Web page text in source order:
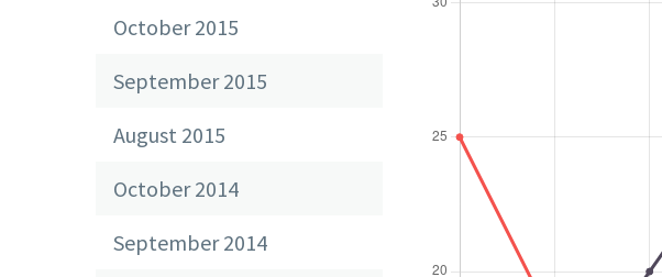
October 2015
September 2015
August 2015
October 2014
September 2014